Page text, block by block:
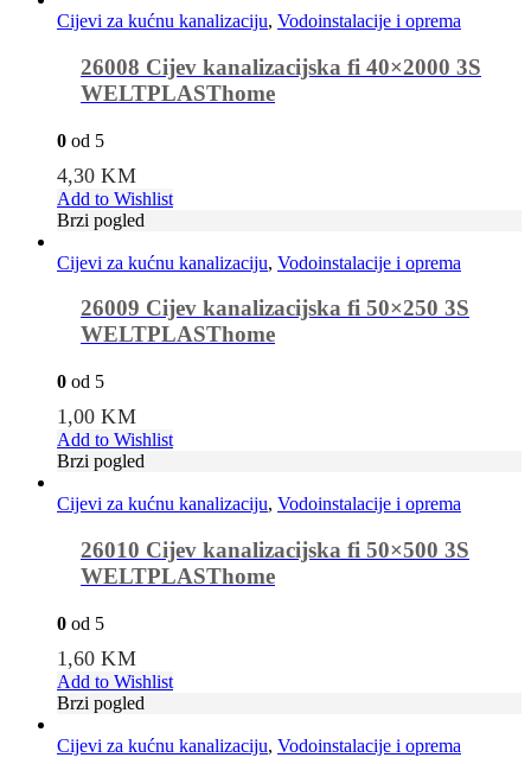
Cijevi za kućnu kanalizaciju, Vodoinstalacije i oprema
26008 Cijev kanalizacijska fi 40×2000 3S
WELTPLASThome
0 od 5
4,30KM
Add to Wishlist
Brzi pogled
Cijevi za kućnu kanalizaciju, Vodoinstalacije i oprema
26009 Cijev kanalizacijska fi 50×250 3S
WELTPLASThome
0 od 5
1,00KM
Add to Wishlist
Brzi pogled
Cijevi za kućnu kanalizaciju, Vodoinstalacije i oprema
26010 Cijev kanalizacijska fi 50×500 3S
WELTPLASThome
0 od 5
1,60KM
Add to Wishlist
Brzi pogled
Cijevi za kućnu kanalizaciju, Vodoinstalacije i oprema